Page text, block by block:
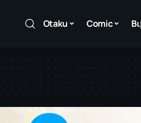
Otaku Comic